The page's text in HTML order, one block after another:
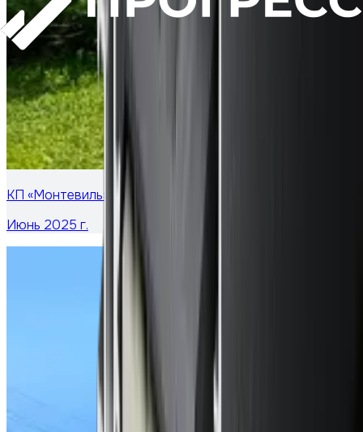
КП «Монтевиль»: тёплые «гармошки»
Июнь 2025 г.